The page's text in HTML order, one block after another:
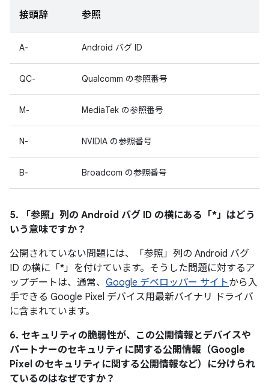
接頭辞 参照
A- Android バグ ID
QC- Qualcomm の参照番号
M- MediaTek の参照番号
N- NVIDIA の参照番号
B- Broadcom の参照番号
5. 「参照」 列の Android バグ ID の横にある「*」はどう
いう意味ですか？
公開されていない問題には、「参照」列の Android バグ
ID の横に「*」を付けています。そうした問題に対するア
ップデートは、通常、 Google デベロッパー サイトから入
手できる Google Pixel デバイス用最新バイナリ ドライバ
に含まれています。
6. セキュリティの脆弱性が、この公開情報とデバイスや
パートナーのセキュリティに関する公開情報（Google
Pixel のセキュリティに関する公開情報など）に分けられ
ているのはなぜですか？